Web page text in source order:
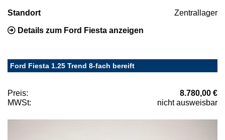
Standort Zentrallager
Details zum Ford Fiesta anzeigen
Ford Fiesta 1.25 Trend 8-fach bereift
Preis:
8.780,00 €
MWSt:
nicht ausweisbar